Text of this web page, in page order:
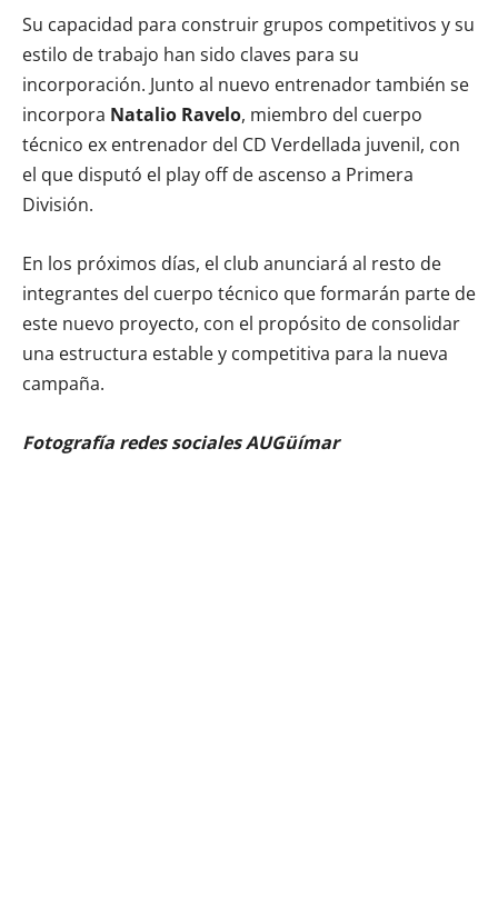
Su capacidad para construir grupos competitivos y su
estilo de trabajo han sido claves para su
incorporación. Junto al nuevo entrenador también se
incorpora Natalio Ravelo, miembro del cuerpo
técnico ex entrenador del CD Verdellada juvenil, con
el que disputó el play off de ascenso a Primera
División.
En los próximos días, el club anunciará al resto de
integrantes del cuerpo técnico que formarán parte de
este nuevo proyecto, con el propósito de consolidar
una estructura estable y competitiva para la nueva
campaña.
Fotografía redes sociales AUGüímar